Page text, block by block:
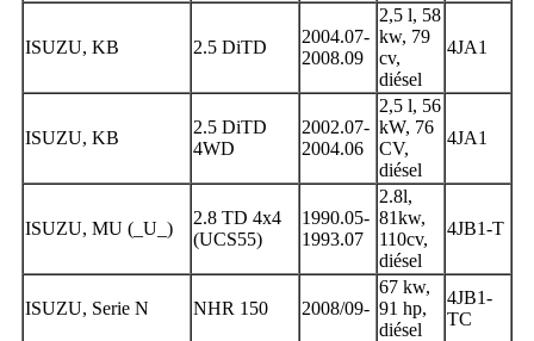
ISUZU, KB 2.5 DiTD
2004.07-
2008.09
2,5 l, 58
kw, 79
cv,
diésel
4JA1
ISUZU, KB
2.5 DiTD
4WD
2002.07-
2004.06
2,5 l, 56
kW, 76
CV,
diésel
4JA1
ISUZU, MU (_U_)
2.8 TD 4x4
(UCS55)
1990.05-
1993.07
2.8l,
81kw,
110cv,
diésel
4JB1-T
ISUZU, Serie N NHR 150 2008/09-
67 kw,
91 hp,
diésel
4JB1-
TC